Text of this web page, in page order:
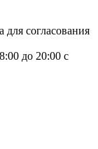
для согласования
до 20:00 с